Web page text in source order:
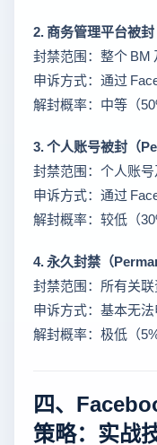
2. 商务管理平台被
封禁范围：整个 BM
申诉方式：通过
解封概率：中等（
3. 个人账号被封（
封禁范围：个人账
申诉方式：通过
解封概率：较低（
4. 永久封禁（
封禁范围：所有关
申诉方式：基本无
解封概率：极低（5%
四、
策略：实战